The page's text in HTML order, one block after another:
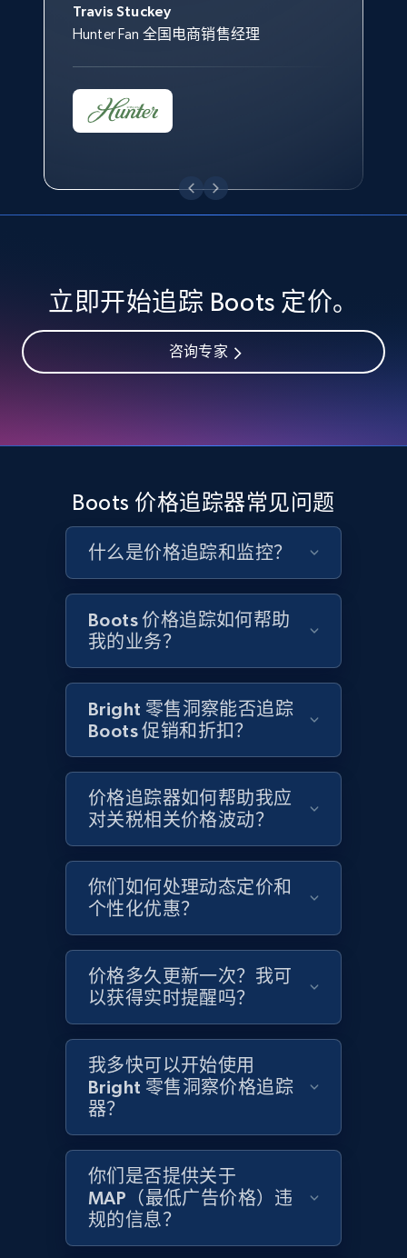
Seller reviews, Breadcrumbs, Root category, and
more.
URL, Product id, Title, Seller name, Seller rating,
Seller reviews, Breadcrumbs, Root category, and
359+ 立即开始
Google Shopping
more.
2.4K+ 200+ 立即开始
Google Shopping - collects products from
web using keywords
URL, Product id, Title, Product description,
Rating, Reviews count, Images, Variations, and
more.
200+ 立即开始
Home Depot US
URL, Domain, Country code, Model number,
Sku, Product id, Product name, Manufacturer,
and more.
Home Depot US - Gather data on products
using specified keywords
URL, Domain, Country code, Model number,
Sku, Product id, Product name, Manufacturer,
and more.
Home Depot US - Discover products by
Travis Stuckey
Hunter Fan 全国电商销售经理
Overstock 的客户战略与洞察总监
立即开始追踪 Boots 定价。
咨询专家
Boots 价格追踪器常见问题
什么是价格追踪和监控？
Boots 价格追踪如何帮助
我的业务？
Bright 零售洞察能否追踪
Boots 促销和折扣？
价格追踪器如何帮助我应
对关税相关价格波动？
你们如何处理动态定价和
个性化优惠？
价格多久更新一次？我可
以获得实时提醒吗？
我多快可以开始使用
Bright 零售洞察价格追踪
器？
你们是否提供关于
MAP（最低广告价格）违
规的信息？